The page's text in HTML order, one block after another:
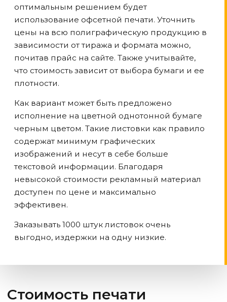
оптимальным решением будет
использование офсетной печати. Уточнить
цены на всю полиграфическую продукцию в
зависимости от тиража и формата можно,
почитав прайс на сайте. Также учитывайте,
что стоимость зависит от выбора бумаги и ее
плотности.
Как вариант может быть предложено
исполнение на цветной однотонной бумаге
черным цветом. Такие листовки как правило
содержат минимум графических
изображений и несут в себе больше
текстовой информации. Благодаря
невысокой стоимости рекламный материал
доступен по цене и максимально
эффективен.
Заказывать 1000 штук листовок очень
выгодно, издержки на одну низкие.
Стоимость печати